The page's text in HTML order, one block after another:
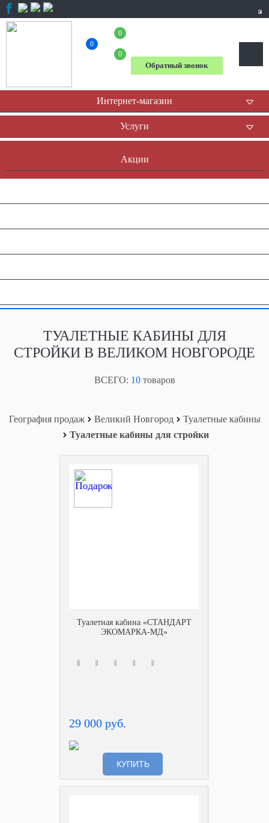
0
0
0
Обратный звонок
Интернет-магазин
Услуги
Акции
ТУАЛЕТНЫЕ КАБИНЫ ДЛЯ
СТРОЙКИ В ВЕЛИКОМ НОВГОРОДЕ
ВСЕГО: 10товаров
География продаж Великий Новгород
Туалетные кабины
Туалетные кабины для стройки
Туалетная кабина «СТАНДАРТ
ЭКОМАРКА-МД»
29 000 руб.
КУПИТЬ